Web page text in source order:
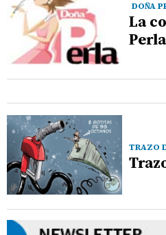
DOÑA
La
Perla
TRAZO